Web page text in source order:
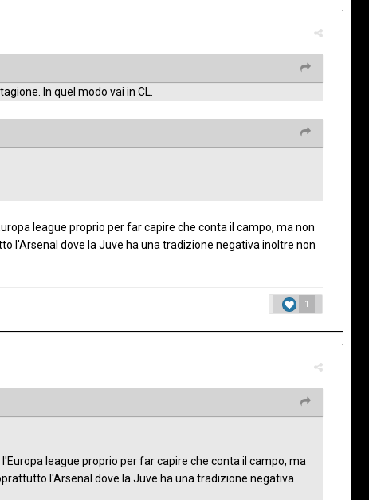
In quel modo vai in CL.
league proprio per far capire che conta il campo, ma non
l'Arsenal dove la Juve ha una tradizione negativa inoltre non
1
league proprio per far capire che conta il campo, ma
l'Arsenal dove la Juve ha una tradizione negativa